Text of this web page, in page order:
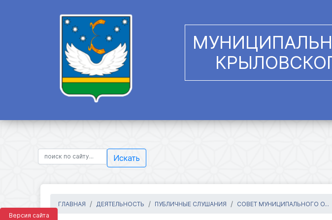
Версия сайта
Искать
ГЛАВНАЯ ДЕЯТЕЛЬНОСТЬ ПУБЛИЧНЫЕ СЛУШАНИЯ СОВЕТ МУНИЦИПАЛЬНОГО О...